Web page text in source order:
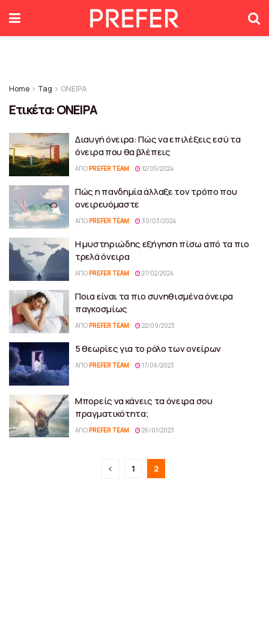
Home Tag ΟΝΕΙΡΑ
Ετικέτα:ΟΝΕΙΡΑ
Διαυγή όνειρα: Πώς να επιλέξεις εσύ τα
όνειρα που θα βλέπεις
ΑΠΌ PREFER TEAM 12/05/2024
Πώς η πανδημία άλλαξε τον τρόπο που
ονειρευόμαστε
ΑΠΌ PREFER TEAM 30/03/2024
Η μυστηριώδης εξήγηση πίσω από τα πιο
τρελά όνειρα
ΑΠΌ PREFER TEAM 27/02/2024
Ποια είναι τα πιο συνηθισμένα όνειρα
παγκοσμίως
ΑΠΌ PREFER TEAM 22/09/2023
5 θεωρίες για το ρόλο των ονείρων
ΑΠΌ PREFER TEAM 17/06/2023
Μπορείς να κάνεις τα όνειρα σου
πραγματικότητα;
ΑΠΌ PREFER TEAM 26/01/2023
1 2